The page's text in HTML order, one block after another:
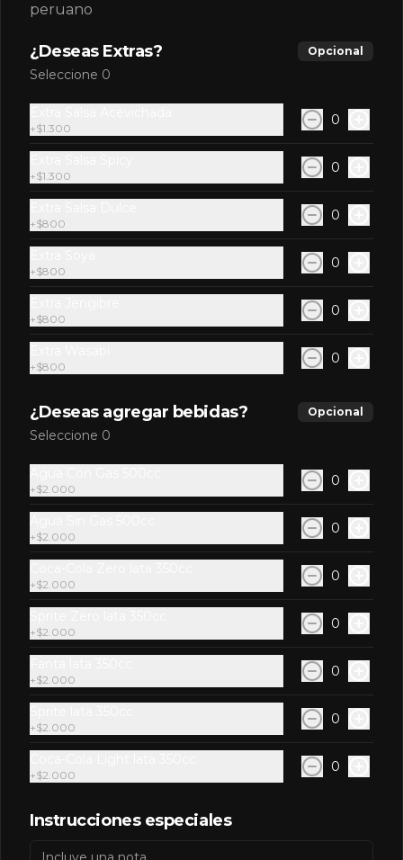
Sashimi Sake
$7.900
Conócenos
Zona de Delivery
Términos y condiciones
Política de privacidad
Instagram
Mi cuenta
peruano
¿Deseas Extras? Opcional
Seleccione 0
+$1.300
0
+$1.300
0
+$800
0
+$800
0
+$800
0
+$800
0
¿Deseas agregar bebidas? Opcional
Seleccione 0
+$2.000
0
+$2.000
0
+$2.000
0
+$2.000
0
+$2.000
0
+$2.000
0
+$2.000
0
Instrucciones especiales